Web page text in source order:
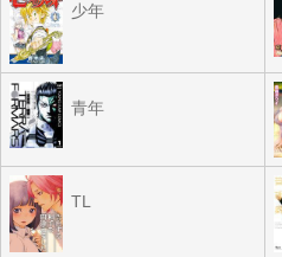
少年
青年
TL